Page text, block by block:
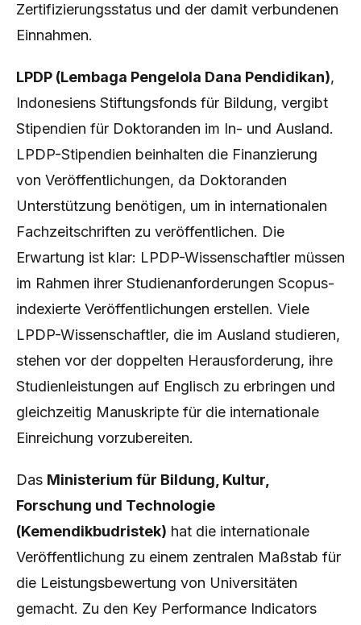
Zertifizierungsstatus und der damit verbundenen
Einnahmen.
LPDP (Lembaga Pengelola Dana Pendidikan),
Indonesiens Stiftungsfonds für Bildung, vergibt
Stipendien für Doktoranden im In- und Ausland.
LPDP-Stipendien beinhalten die Finanzierung
von Veröffentlichungen, da Doktoranden
Unterstützung benötigen, um in internationalen
Fachzeitschriften zu veröffentlichen. Die
Erwartung ist klar: LPDP-Wissenschaftler müssen
im Rahmen ihrer Studienanforderungen Scopus-
indexierte Veröffentlichungen erstellen. Viele
LPDP-Wissenschaftler, die im Ausland studieren,
stehen vor der doppelten Herausforderung, ihre
Studienleistungen auf Englisch zu erbringen und
gleichzeitig Manuskripte für die internationale
Einreichung vorzubereiten.
Das Ministerium für Bildung, Kultur,
Forschung und Technologie
(Kemendikbudristek) hat die internationale
Veröffentlichung zu einem zentralen Maßstab für
die Leistungsbewertung von Universitäten
gemacht. Zu den Key Performance Indicators